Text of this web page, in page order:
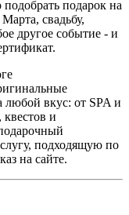
подарок на
свадьбу,
другое событие - и
любой вкус: от SPA и
квестов и
подходящую по
на сайте.